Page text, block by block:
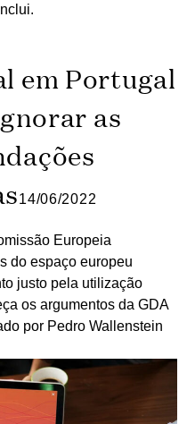
em Portugal
as
14/06/2022
Europeia
do espaço europeu
justo pela utilização
os argumentos da GDA
por Pedro Wallenstein